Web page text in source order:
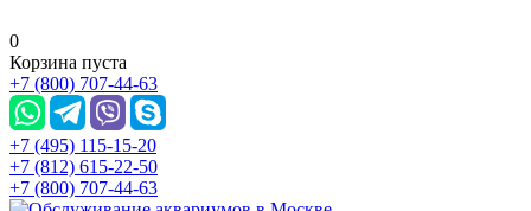
0
Корзина пуста
+7 (800) 707-44-63
+7 (495) 115-15-20
+7 (812) 615-22-50
+7 (800) 707-44-63